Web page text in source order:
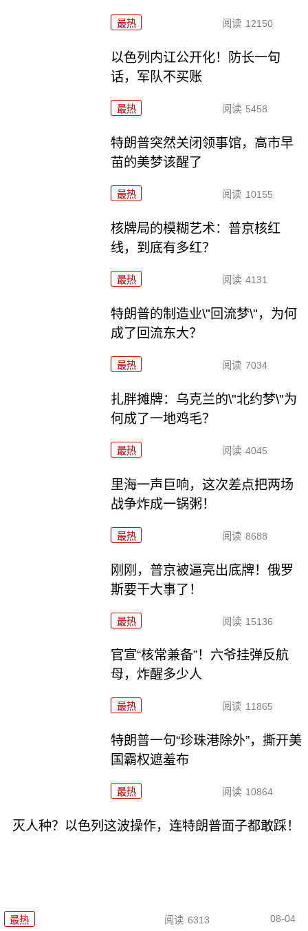
最热 阅读 12150
以色列内讧公开化！防长一句
话，军队不买账
最热 阅读 5458
特朗普突然关闭领事馆，高市早
苗的美梦该醒了
最热 阅读 10155
核牌局的模糊艺术：普京核红
线，到底有多红？
最热 阅读 4131
特朗普的制造业\"回流梦\"，为何
成了回流东大？
最热 阅读 7034
扎胖摊牌：乌克兰的\"北约梦\"为
何成了一地鸡毛？
最热 阅读 4045
里海一声巨响，这次差点把两场
战争炸成一锅粥！
最热 阅读 8688
刚刚，普京被逼亮出底牌！俄罗
斯要干大事了！
最热 阅读 15136
官宣“核常兼备”！六爷挂弹反航
母，炸醒多少人
最热 阅读 11865
特朗普一句“珍珠港除外”，撕开美
国霸权遮羞布
最热 阅读 10864
灭人种？以色列这波操作，连特朗普面子都敢踩！
最热 阅读 6313 08-04